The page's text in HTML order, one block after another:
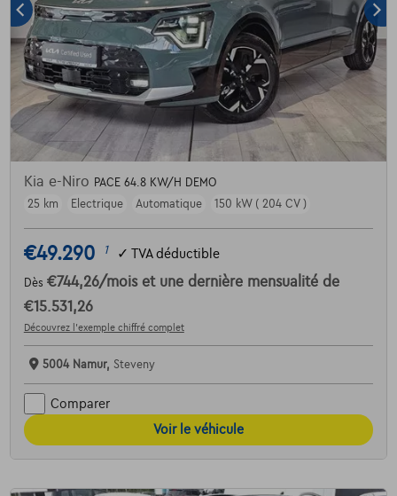
Kia e-Niro PACE 64.8 KW/H DEMO
25 km
Electrique Automatique 150 kW ( 204 CV )
€49.290 1 ✓ TVA déductible
Dès €744,26/mois et une dernière mensualité de
€15.531,26
Découvrez l’exemple chiffré complet
5004 Namur, Steveny
Comparer
Voir le véhicule